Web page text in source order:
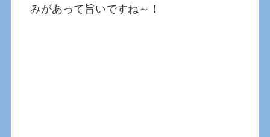
みがあって旨いですね～！